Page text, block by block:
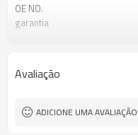
OE NO.
garantia
Avaliação
ADICIONE UMA AVALIAÇÃO